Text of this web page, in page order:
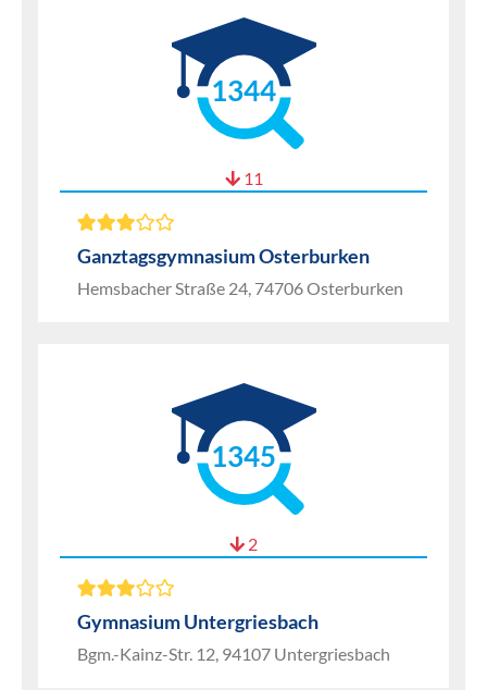
1344
11
Ganztagsgymnasium Osterburken
Hemsbacher Straße 24, 74706 Osterburken
1345
2
Gymnasium Untergriesbach
Bgm.-Kainz-Str. 12, 94107 Untergriesbach